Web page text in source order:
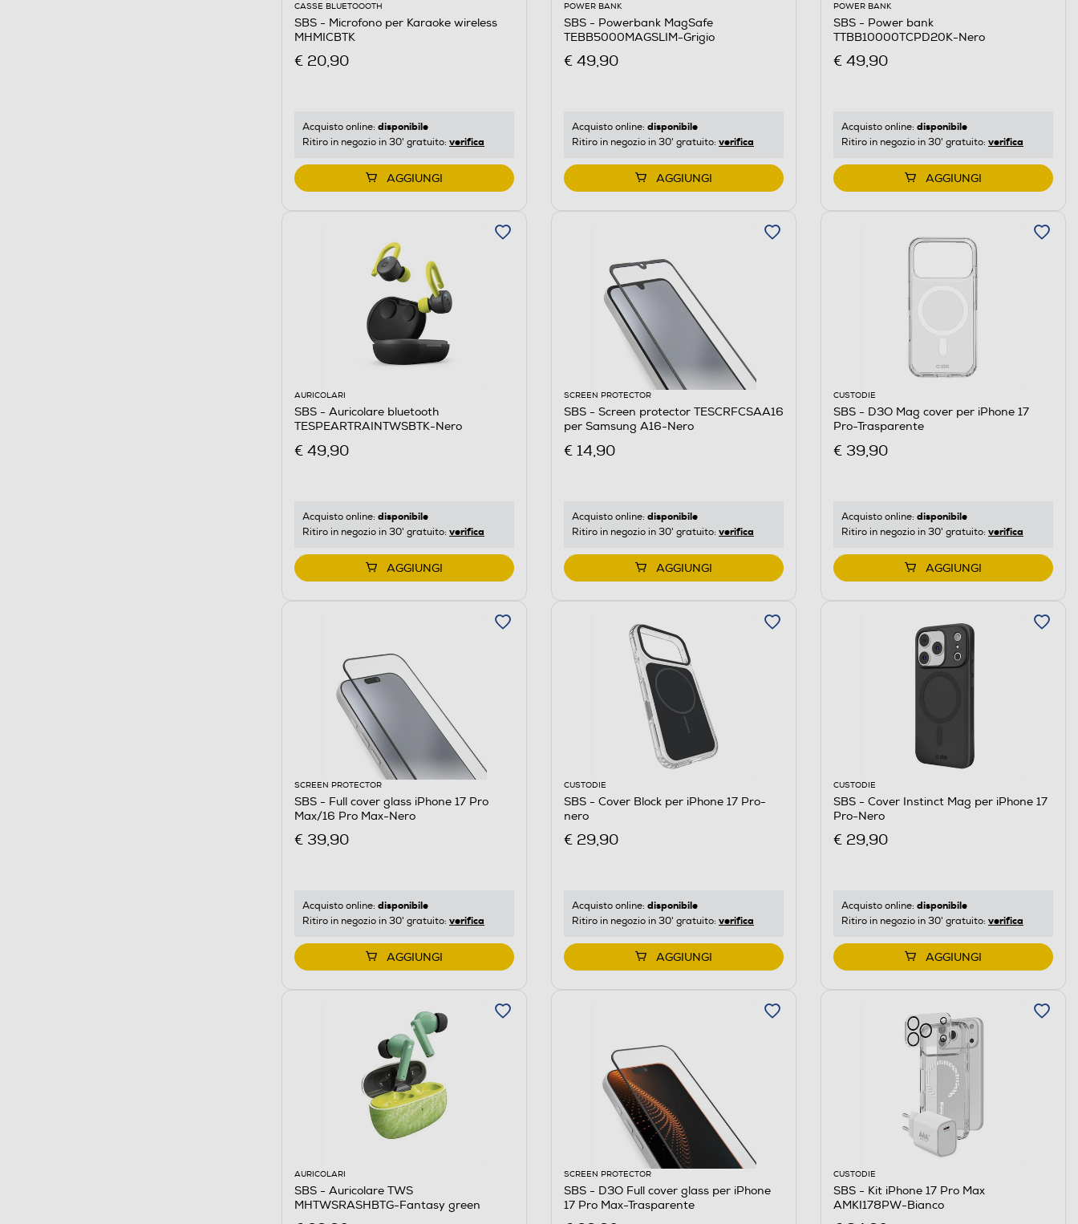
CASSE BLUETOOOTH
SBS - Microfono per Karaoke wireless
MHMICBTK
€ 20,90
Acquisto online: disponibile
Ritiro in negozio in 30' gratuito: verifica
AGGIUNGI
POWER BANK
SBS - Powerbank MagSafe
TEBB5000MAGSLIM-Grigio
€ 49,90
Acquisto online: disponibile
Ritiro in negozio in 30' gratuito: verifica
AGGIUNGI
POWER BANK
SBS - Power bank
TTBB10000TCPD20K-Nero
€ 49,90
Acquisto online: disponibile
Ritiro in negozio in 30' gratuito: verifica
AGGIUNGI
AURICOLARI
SBS - Auricolare bluetooth
TESPEARTRAINTWSBTK-Nero
€ 49,90
Acquisto online: disponibile
Ritiro in negozio in 30' gratuito: verifica
AGGIUNGI
SCREEN PROTECTOR
SBS - Screen protector TESCRFCSAA16
per Samsung A16-Nero
€ 14,90
Acquisto online: disponibile
Ritiro in negozio in 30' gratuito: verifica
AGGIUNGI
CUSTODIE
SBS - D3O Mag cover per iPhone 17
Pro-Trasparente
€ 39,90
Acquisto online: disponibile
Ritiro in negozio in 30' gratuito: verifica
AGGIUNGI
SCREEN PROTECTOR
SBS - Full cover glass iPhone 17 Pro
Max/16 Pro Max-Nero
€ 39,90
Acquisto online: disponibile
Ritiro in negozio in 30' gratuito: verifica
AGGIUNGI
CUSTODIE
SBS - Cover Block per iPhone 17 Pro-
nero
€ 29,90
Acquisto online: disponibile
Ritiro in negozio in 30' gratuito: verifica
AGGIUNGI
CUSTODIE
SBS - Cover Instinct Mag per iPhone 17
Pro-Nero
€ 29,90
Acquisto online: disponibile
Ritiro in negozio in 30' gratuito: verifica
AGGIUNGI
AURICOLARI
SBS - Auricolare TWS
MHTWSRASHBTG-Fantasy green
SCREEN PROTECTOR
SBS - D3O Full cover glass per iPhone
17 Pro Max-Trasparente
CUSTODIE
SBS - Kit iPhone 17 Pro Max
AMKI178PW-Bianco